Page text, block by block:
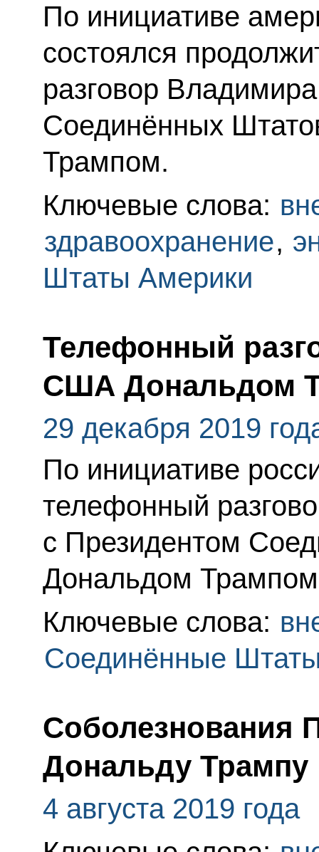
По инициативе
состоялся
разговор
Соединённых
Трампом.
Ключевые слова:
здравоохранение,
Штаты Америки
Телефонный
США Дональдом
29 декабря 2019
По инициативе
телефонный
с Президентом
Дональдом
Ключевые слова:
Соединённые
Соболезнования
Дональду Трампу
4 августа 2019 года